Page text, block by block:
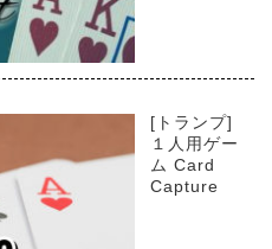
[トランプ]
１人用ゲー
ム Card
Capture